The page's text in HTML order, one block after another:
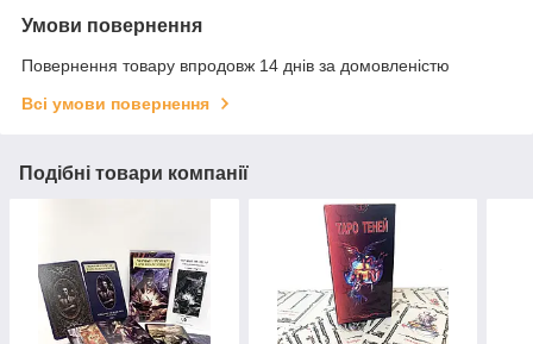
Умови повернення
Повернення товару впродовж 14 днів за домовленістю
Всі умови повернення
Подібні товари компанії